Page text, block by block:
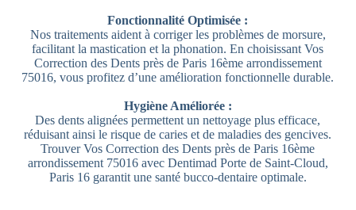
Fonctionnalité Optimisée :
Nos traitements aident à corriger les problèmes de morsure,
facilitant la mastication et la phonation. En choisissant Vos
Correction des Dents près de Paris 16ème arrondissement
75016, vous profitez d’une amélioration fonctionnelle durable.
Hygiène Améliorée :
Des dents alignées permettent un nettoyage plus efficace,
réduisant ainsi le risque de caries et de maladies des gencives.
Trouver Vos Correction des Dents près de Paris 16ème
arrondissement 75016 avec Dentimad Porte de Saint-Cloud,
Paris 16 garantit une santé bucco-dentaire optimale.